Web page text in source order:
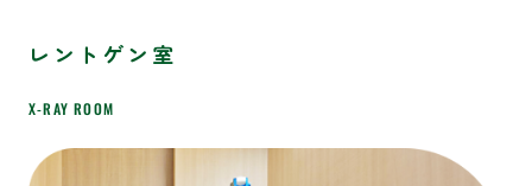
レントゲン室
X-RAY ROOM